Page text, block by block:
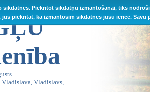
sīkdatnes. Piekrītot sīkdatņu izmantošanai, tiks
piekrītat, ka izmantosim sīkdatnes jūsu ierīcē.
Vladislava, Vladislavs,